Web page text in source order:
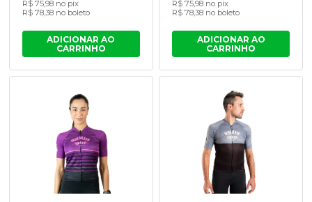
R$ 75,98 no pix
R$ 78,38 no boleto
ADICIONAR AO
CARRINHO
R$ 75,98 no pix
R$ 78,38 no boleto
ADICIONAR AO
CARRINHO